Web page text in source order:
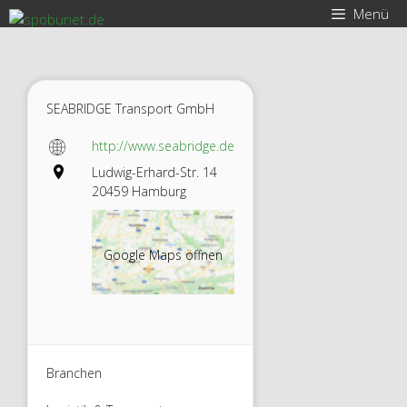
Zum
Inhalt
Menü
SEABRIDGE Transport GmbH
http://www.seabridge.de
Ludwig-Erhard-Str. 14
20459 Hamburg
Google Maps öffnen
Branchen